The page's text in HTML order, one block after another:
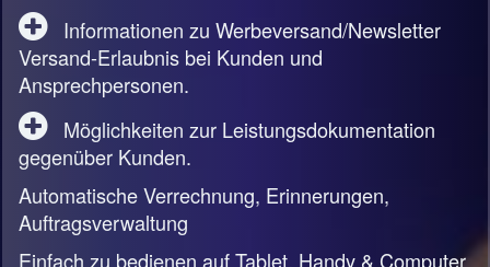
Informationen zu Werbeversand/Newsletter
Versand-Erlaubnis bei Kunden und
Ansprechpersonen.
Möglichkeiten zur Leistungsdokumentation
gegenüber Kunden.
Automatische Verrechnung, Erinnerungen,
Auftragsverwaltung
Einfach zu bedienen auf Tablet, Handy & Computer